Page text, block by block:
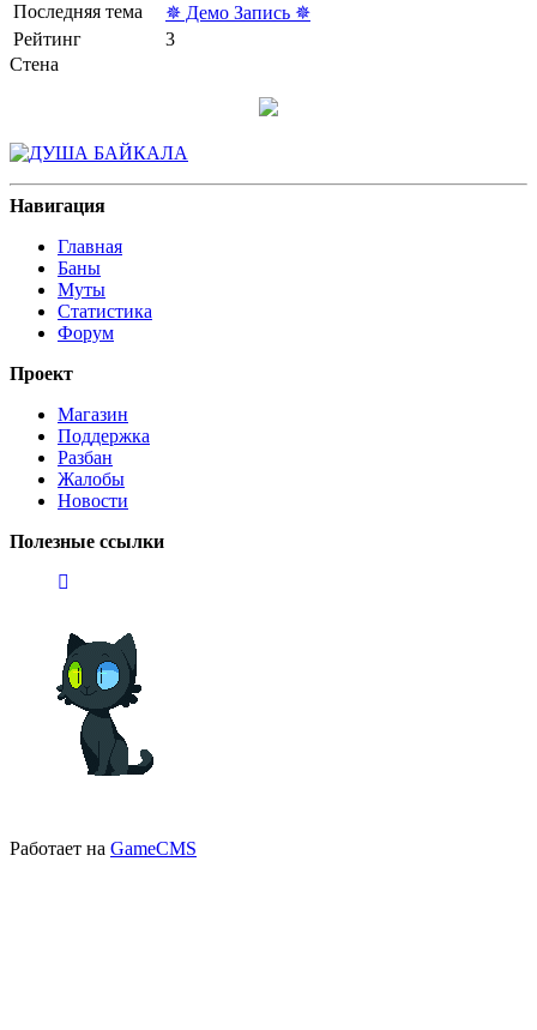
Последняя тема
✵ Демо Запись ✵
Рейтинг
3
Стена
Навигация
Главная
Баны
Муты
Статистика
Форум
Проект
Магазин
Поддержка
Разбан
Жалобы
Новости
Полезные ссылки
Работает на GameCMS